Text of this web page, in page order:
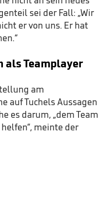
sei der Fall: „Wir
er von uns. Er hat
als Teamplayer
am
auf Tuchels Aussagen
es darum, „dem Team
meinte der